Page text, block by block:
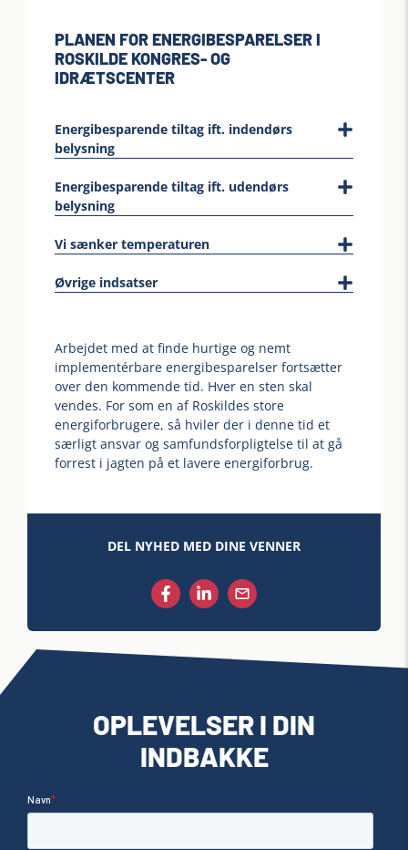
PLANEN FOR ENERGIBESPARELSER I
ROSKILDE KONGRES- OG
IDRÆTSCENTER
Energibesparende tiltag ift. indendørs
belysning
Energibesparende tiltag ift. udendørs
belysning
Vi sænker temperaturen
Øvrige indsatser
Arbejdet med at finde hurtige og nemt
implementérbare energibesparelser fortsætter
over den kommende tid. Hver en sten skal
vendes. For som en af Roskildes store
energiforbrugere, så hviler der i denne tid et
særligt ansvar og samfundsforpligtelse til at gå
forrest i jagten på et lavere energiforbrug.
DEL NYHED MED DINE VENNER
OPLEVELSER I DIN
INDBAKKE